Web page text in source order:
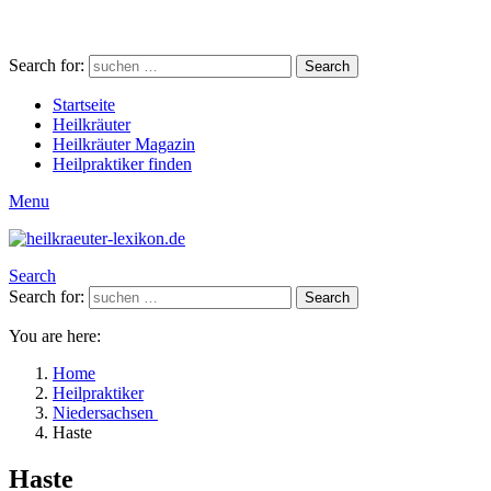
Search for: Search
Startseite
Heilkräuter
Heilkräuter Magazin
Heilpraktiker finden
Menu
Search
Search for:
Search
You are here:
Home
Heilpraktiker
Niedersachsen
Haste
Haste